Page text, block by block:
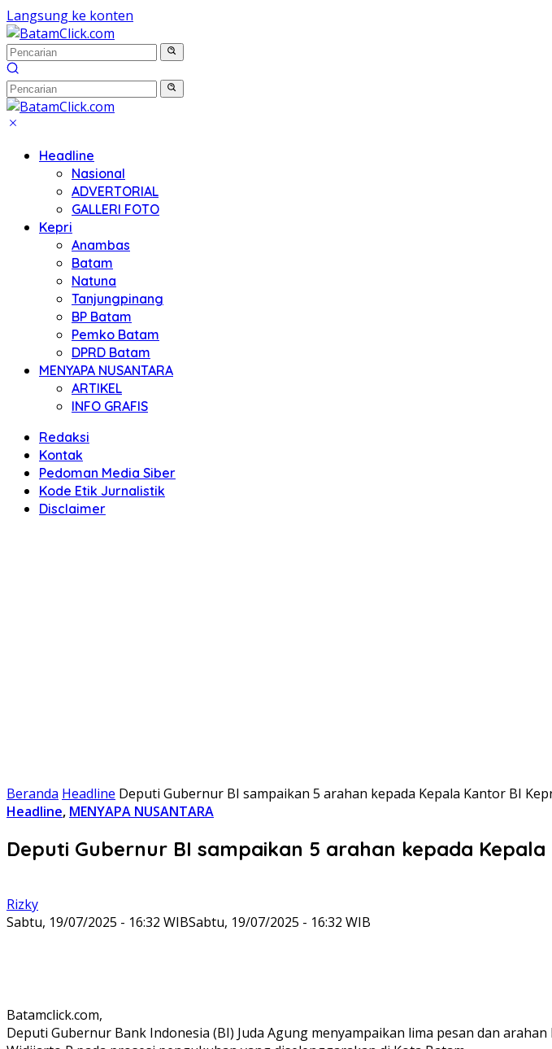
Langsung ke konten
Headline
Nasional
ADVERTORIAL
GALLERI FOTO
Kepri
Anambas
Batam
Natuna
Tanjungpinang
BP Batam
Pemko Batam
DPRD Batam
MENYAPA NUSANTARA
ARTIKEL
INFO GRAFIS
Redaksi
Kontak
Pedoman Media Siber
Kode Etik Jurnalistik
Disclaimer
Beranda Headline Deputi Gubernur BI sampaikan 5 arahan kepada Kepala Kantor BI
Headline, MENYAPA NUSANTARA
Deputi Gubernur BI sampaikan 5 arahan kepada
Rizky
Sabtu, 19/07/2025 - 16:32 WIBSabtu, 19/07/2025 - 16:32 WIB
Batamclick.com,
Deputi Gubernur Bank Indonesia (BI) Juda Agung menyampaikan lima pesan dan